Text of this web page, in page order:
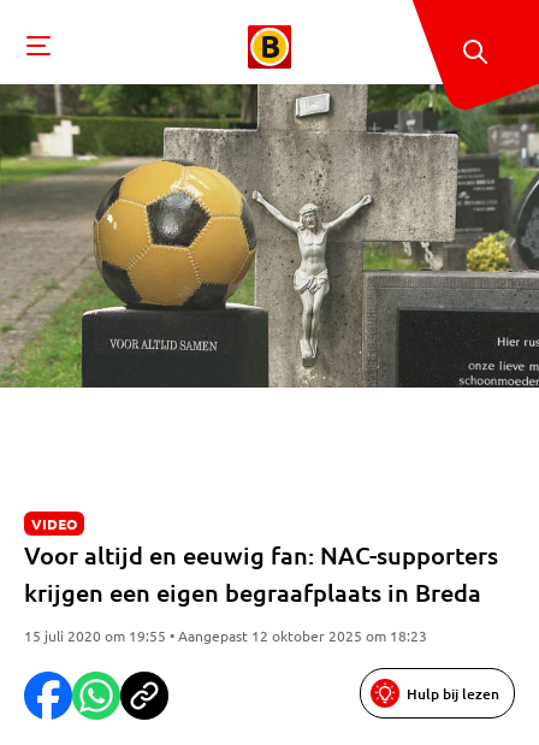
VIDEO
Voor altijd en eeuwig fan: NAC-supporters
krijgen een eigen begraafplaats in Breda
15 juli 2020 om 19:55 • Aangepast 12 oktober 2025 om 18:23
Hulp bij lezen